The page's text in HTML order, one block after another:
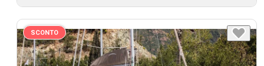
SCONTO